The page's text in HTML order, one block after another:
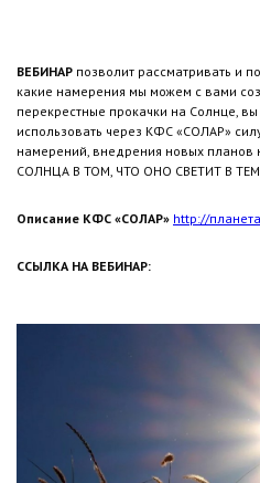
ВЕБИНАР позволит рассматривать и
какие намерения мы можем с вами
перекрестные прокачки на Солнце,
использовать через КФС «СОЛАР»
намерений, внедрения новых планов
СОЛНЦА В ТОМ, ЧТО ОНО СВЕТИТ В
Описание КФС «СОЛАР» http://
ССЫЛКА НА ВЕБИНАР: